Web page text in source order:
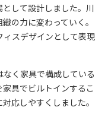
して設計しました。川
の力に変わっていく。
ィスデザインとして表現
く家具で構成している
具でビルトインするこ
応しやすくしました。